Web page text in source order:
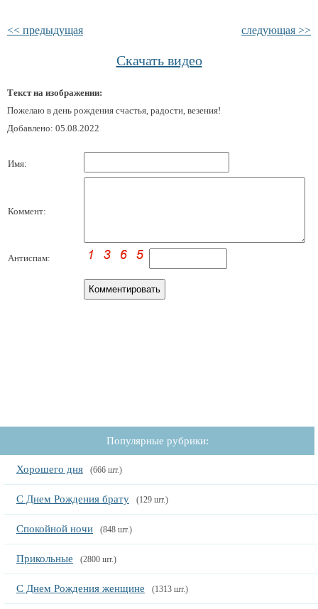
<< предыдущая следующая >>
Скачать видео
Текст на изображении:
Пожелаю в день рождения счастья, радости, везения!
Добавлено: 05.08.2022
Имя:
Коммент:
Антиспам:
Популярные рубрики:
Хорошего дня (666 шт.)
С Днем Рождения брату (129 шт.)
Спокойной ночи (848 шт.)
Прикольные (2800 шт.)
С Днем Рождения женщине (1313 шт.)